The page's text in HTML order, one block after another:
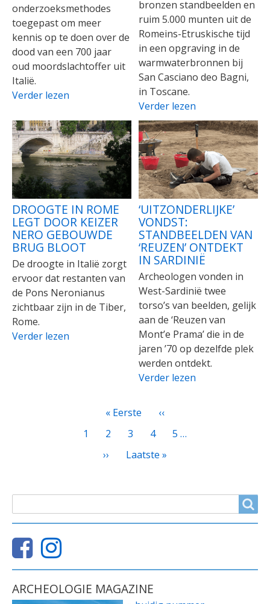
onderzoeksmethodes
toegepast om meer
kennis op te doen over de
dood van een 700 jaar
oud moordslachtoffer uit
Italië.
Verder lezen
bronzen standbeelden en
ruim 5.000 munten uit de
Romeins-Etruskische tijd
in een opgraving in de
warmwaterbronnen bij
San Casciano deo Bagni,
in Toscane.
Verder lezen
DROOGTE IN ROME
LEGT DOOR KEIZER
NERO GEBOUWDE
BRUG BLOOT
De droogte in Italië zorgt
ervoor dat restanten van
de Pons Neronianus
zichtbaar zijn in de Tiber,
Rome.
Verder lezen
‘UITZONDERLIJKE’
VONDST:
STANDBEELDEN VAN
‘REUZEN’ ONTDEKT
IN SARDINIË
Archeologen vonden in
West-Sardinië twee
torso’s van beelden, gelijk
aan de ‘Reuzen van
Mont’e Prama’ die in de
jaren ’70 op dezelfde plek
werden ontdekt.
Verder lezen
Eerste
pagina
« Eerste
Vorige
pagina
‹‹
Page
1
Huidige
pagina
2 Page
3 Page
4 Page
5 …
Volgende
››
Laatste
Laatste »
ARCHEOLOGIE MAGAZINE